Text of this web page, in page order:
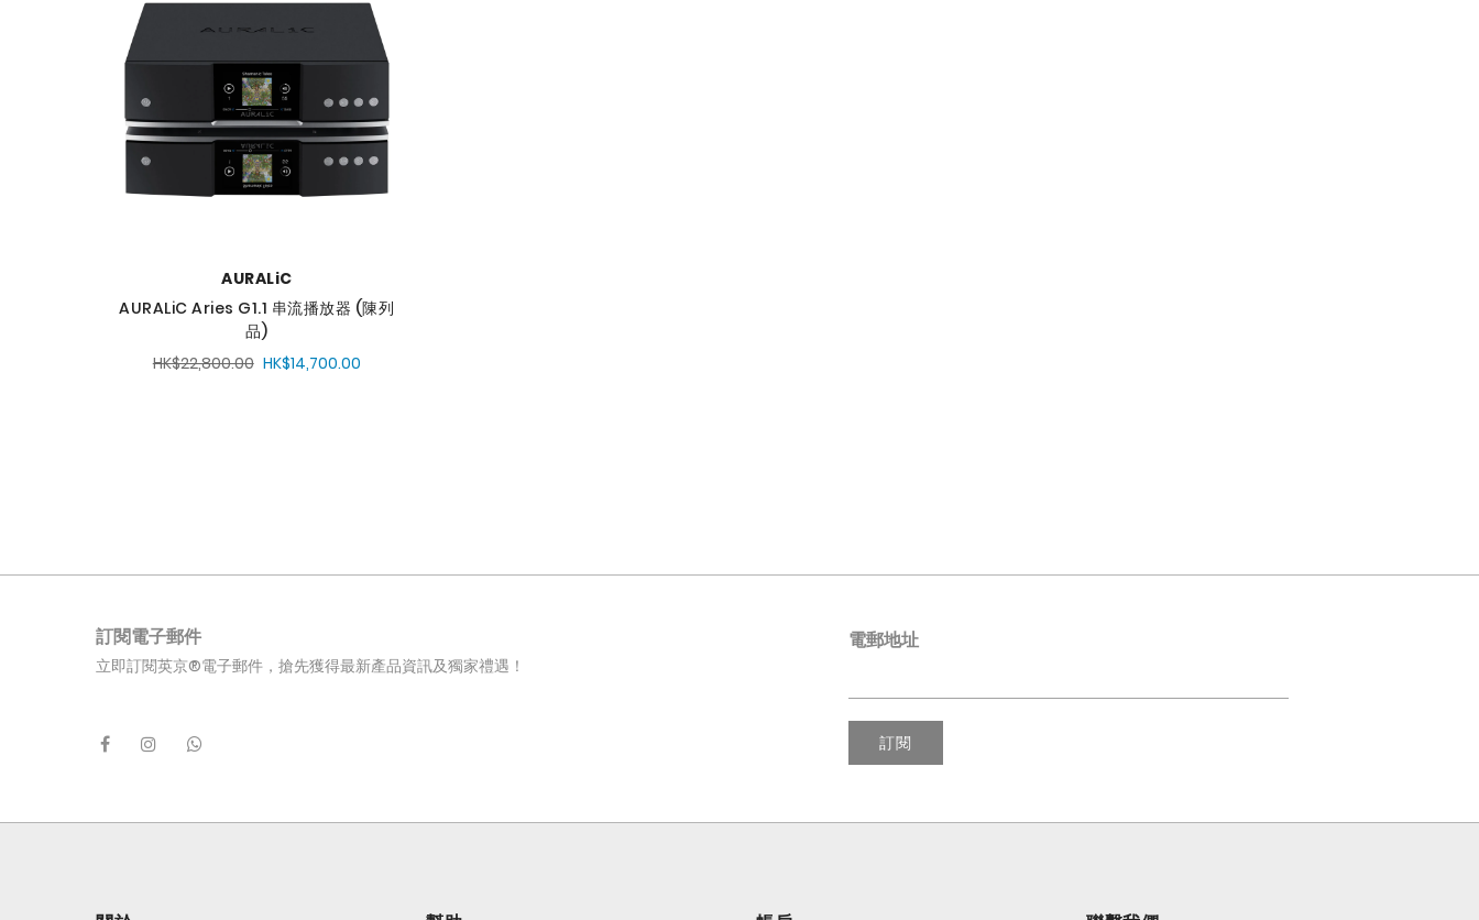
AURALiC
AURALiC Aries G1.1 串流播放器 (陳列
品)
HK$14,700.00
HK$22,800.00
訂閱電子郵件
立即訂閱英京®電子郵件，搶先獲得最新產品資訊及獨家禮遇！
電郵地址
訂閱